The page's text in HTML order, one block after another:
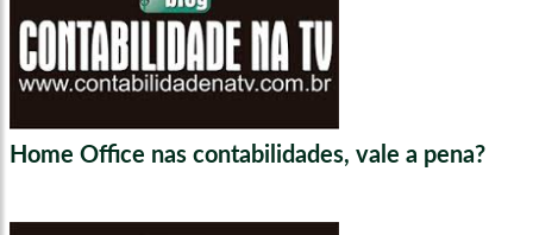
Home Office nas contabilidades, vale a pena?